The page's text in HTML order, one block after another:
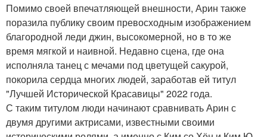
Помимо своей впечатляющей внешности, Арин также
поразила публику своим превосходным изображением
благородной леди джин, высокомерной, но в то же
время мягкой и наивной. Недавно сцена, где она
исполняла танец с мечами под цветущей сакурой,
покорила сердца многих людей, заработав ей титул
"Лучшей Исторической Красавицы" 2022 года.
С таким титулом люди начинают сравнивать Арин с
двумя другими актрисами, известными своими